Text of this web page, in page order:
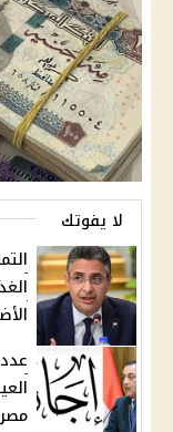
لا يفوتك
مصر